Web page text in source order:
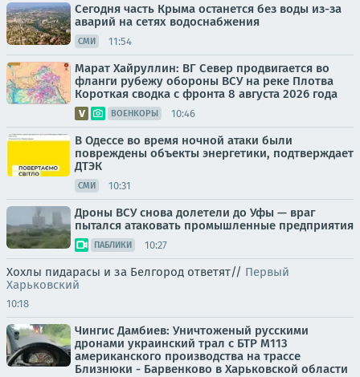
Сегодня часть Крыма останется без воды из-за
аварий на сетях водоснабжения
СМИ 11:54
Марат Хайруллин: ВГ Север продвигается во
фланги рубежу обороны ВСУ на реке Плотва
Короткая сводка с фронта 8 августа 2026 года
ВОЕНКОРЫ 10:46
В Одессе во время ночной атаки были
повреждены объекты энергетики, подтверждает
ДТЭК
СМИ 10:31
Дроны ВСУ снова долетели до Уфы — враг
пытался атаковать промышленные предприятия
ПАБЛИКИ 10:27
Хохлы пидарасы и за Белгород ответят// Первый
Харьковский
10:18
Чингис Дамбиев: Уничтоженый русскими
дронами украинский трал с БТР М113
американского производства на трассе
Близнюки - Барвенково в Харьковской области